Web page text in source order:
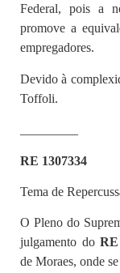
Federal, pois a
promove a
empregadores.
Devido à
Toffoli.
RE 1307334
Tema de
O Pleno do
julgamento doRE
de Moraes, onde